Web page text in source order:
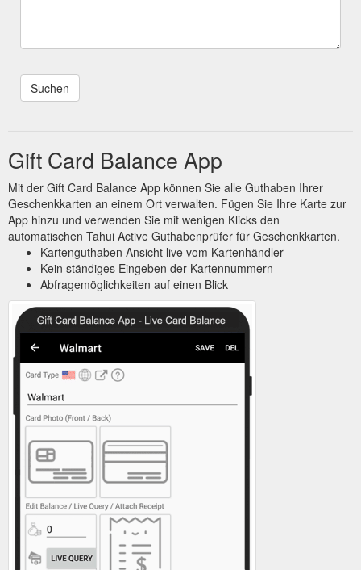
Gift Card Balance App
Mit der Gift Card Balance App können Sie alle Guthaben Ihrer
Geschenkkarten an einem Ort verwalten. Fügen Sie Ihre Karte zur
App hinzu und verwenden Sie mit wenigen Klicks den
automatischen Tahui Active Guthabenprüfer für Geschenkkarten.
Kartenguthaben Ansicht live vom Kartenhändler
Kein ständiges Eingeben der Kartennummern
Abfragemöglichkeiten auf einen Blick